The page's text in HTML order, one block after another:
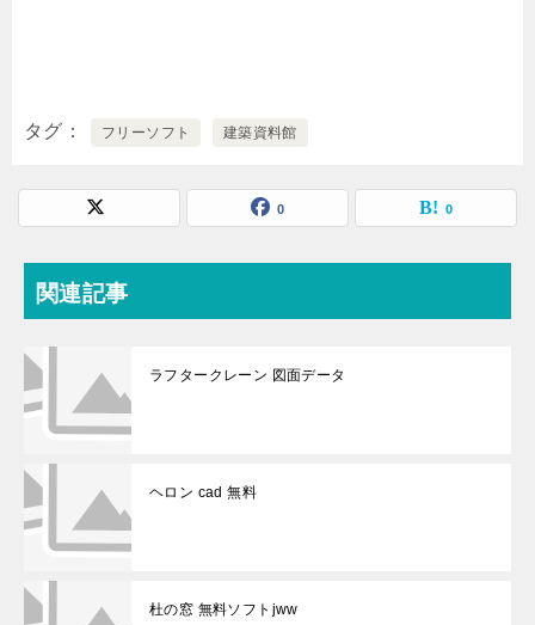
タグ フリーソフト 建築資料館
0 0
関連記事
ラフタークレーン 図面データ
ヘロン cad 無料
杜の窓 無料ソフトjww